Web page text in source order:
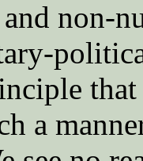
non-
a